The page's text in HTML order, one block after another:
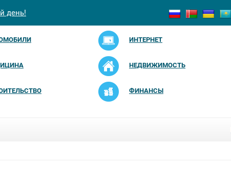
день!
ИНТЕРНЕТ
НЕДВИЖИМОСТЬ
ФИНАНСЫ